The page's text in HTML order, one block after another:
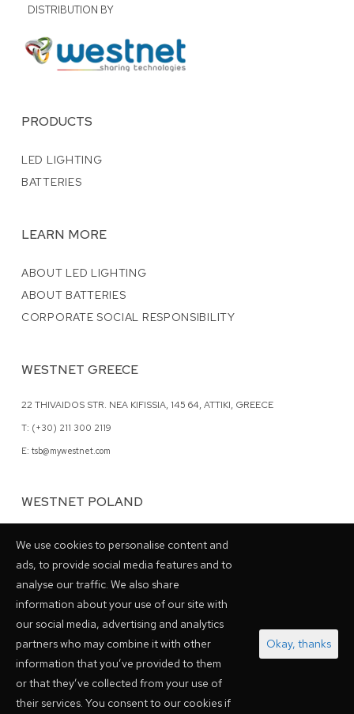
DISTRIBUTION BY
PRODUCTS
LED LIGHTING
BATTERIES
LEARN MORE
ABOUT LED LIGHTING
ABOUT BATTERIES
CORPORATE SOCIAL RESPONSIBILITY
WESTNET GREECE
22 THIVAIDOS STR. NEA KIFISSIA, 145 64, ATTIKI, GREECE
T: (+30) 211 300 2119
E: tsb@mywestnet.com
WESTNET POLAND
T: (+48) 798 028048
PARTNERSHIPS
We use cookies to personalise content and
ads, to provide social media features and to
analyse our traffic. We also share
information about your use of our site with
our social media, advertising and analytics
partners who may combine it with other
information that you’ve provided to them
or that they’ve collected from your use of
their services. You consent to our cookies if
Okay, thanks